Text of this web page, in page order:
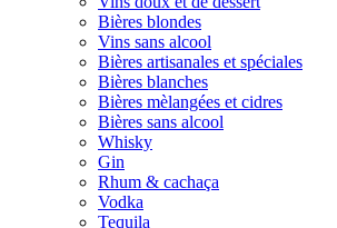
Bières blondes
Vins sans alcool
Bières artisanales et spéciales
Bières blanches
Bières mèlangées et cidres
Bières sans alcool
Whisky
Gin
Rhum & cachaça
Vodka
Tequila